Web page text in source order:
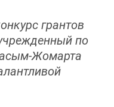
грантов
по
Жомарта